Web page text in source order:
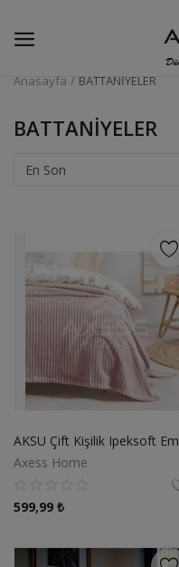
BATTANİYELER
PİKE TAKIMLARI
PASPASLAR
AKSESUARLAR
Anasayfa BATTANİYELER
BATTANİYELER
Axess Home
599,99 ₺